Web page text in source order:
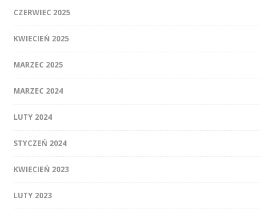
CZERWIEC 2025
KWIECIEŃ 2025
MARZEC 2025
MARZEC 2024
LUTY 2024
STYCZEŃ 2024
KWIECIEŃ 2023
LUTY 2023